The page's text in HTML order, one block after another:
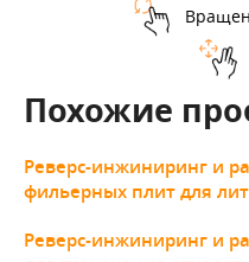
Похожие
Реверс-инжиниринг и
фильерных плит для
Реверс-инжиниринг и